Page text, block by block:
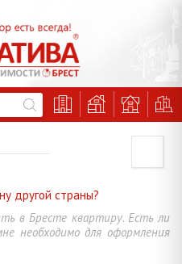
другой страны?
в Бресте квартиру. Есть ли
необходимо для оформления